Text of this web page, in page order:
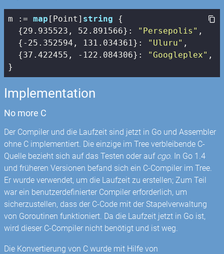
m := map [Point] string {
  {
29.935523 , 52.891566}: "Persepolis" ,
  {
-25.352594 , 131.034361}: "Uluru" ,
  {
37.422455 , -122.084306}: "Googleplex" ,
}
Implementation
No more C
Der Compiler und die Laufzeit sind jetzt in Go und Assembler
ohne C implementiert. Die einzige im Tree verbleibende C-
Quelle bezieht sich auf das Testen oder auf cgo. In Go 1.4
und früheren Versionen befand sich ein C-Compiler im Tree.
Er wurde verwendet, um die Laufzeit zu erstellen; Zum Teil
war ein benutzerdefinierter Compiler erforderlich, um
sicherzustellen, dass der C-Code mit der Stapelverwaltung
von Goroutinen funktioniert. Da die Laufzeit jetzt in Go ist,
wird dieser C-Compiler nicht benötigt und ist weg.
Die Konvertierung von C wurde mit Hilfe von